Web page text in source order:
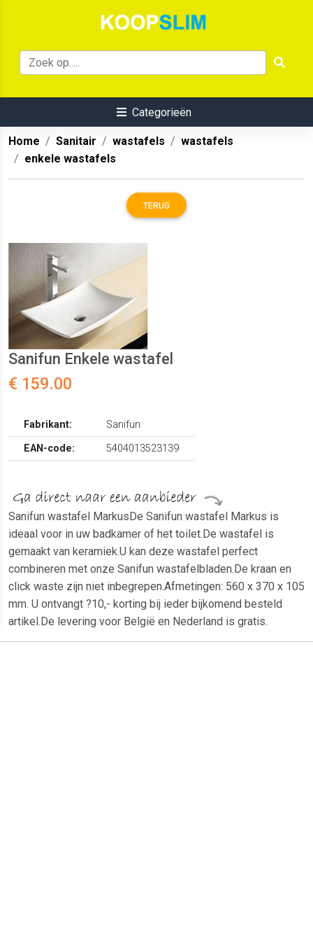
Categorieën
Home Sanitair wastafels
wastafels
enkele wastafels
TERUG
Sanifun Enkele wastafel
€ 159.00
Fabrikant:
Sanifun
EAN-code:
5404013523139
Sanifun wastafel MarkusDe Sanifun wastafel Markus is
ideaal voor in uw badkamer of het toilet.De wastafel is
gemaakt van keramiek.U kan deze wastafel perfect
combineren met onze Sanifun wastafelbladen.De kraan en
click waste zijn niet inbegrepen.Afmetingen: 560 x 370 x 105
mm. U ontvangt ?10,- korting bij ieder bijkomend besteld
artikel.De levering voor België en Nederland is gratis.